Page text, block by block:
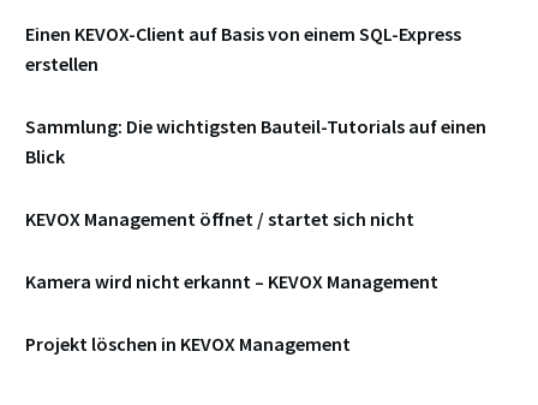
Einen KEVOX-Client auf Basis von einem SQL-Express
erstellen
Sammlung: Die wichtigsten Bauteil-Tutorials auf einen
Blick
KEVOX Management öffnet / startet sich nicht
Kamera wird nicht erkannt – KEVOX Management
Projekt löschen in KEVOX Management